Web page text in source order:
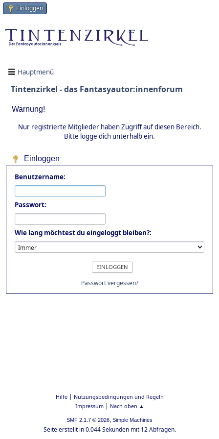
Einloggen
Hauptmenü
Tintenzirkel - das Fantasyautor:innenforum
Warnung!
Nur registrierte Mitglieder haben Zugriff auf diesen Bereich.
Bitte logge dich unterhalb ein.
Einloggen
Benutzername:
Passwort:
Wie lang möchtest du eingeloggt bleiben?:
Passwort vergessen?
Hilfe| Nutzungsbedingungen und Regeln
Impressum| Nach oben ▲
SMF 2.1.7 © 2026, Simple Machines
Seite erstellt in 0.044 Sekunden mit 12 Abfragen.